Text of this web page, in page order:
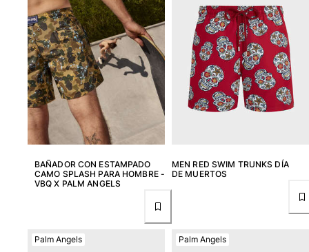
BAÑADOR CON ESTAMPADO
CAMO SPLASH PARA HOMBRE -
VBQ X PALM ANGELS
MEN RED SWIM TRUNKS DÍA
DE MUERTOS
Palm Angels Palm Angels